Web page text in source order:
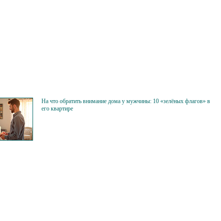
На что обратить внимание дома у мужчины: 10 «зелёных флагов» в
его квартире